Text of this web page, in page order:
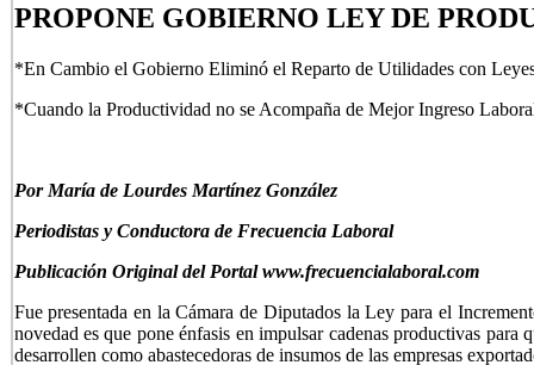
PROPONE GOBIERNO LEY DE
*En Cambio el Gobierno Eliminó el Reparto de Utilidades con
*Cuando la Productividad no se Acompaña de Mejor Ingreso
Por María de Lourdes Martínez González
Periodistas y Conductora de Frecuencia Laboral
Publicación Original del Portal www.frecuencialaboral.com
Fue presentada en la Cámara de Diputados la Ley para el
novedad es que pone énfasis en impulsar cadenas productivas para
desarrollen como abastecedoras de insumos de las empresas